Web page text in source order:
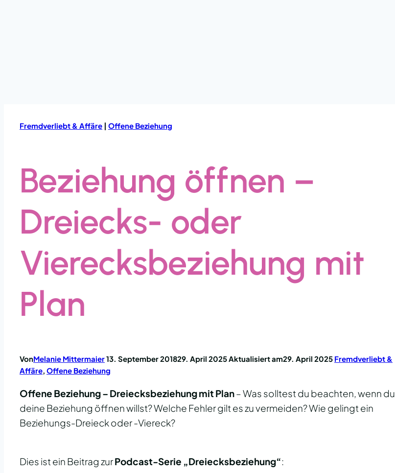
Fremdverliebt & Affäre | Offene Beziehung
Beziehung öffnen –
Dreiecks- oder
Vierecksbeziehung mit
Plan
VonMelanie Mittermaier13. September 201829. April 2025Aktualisiert am29. April 2025 Fremdverliebt &
Affäre, Offene Beziehung
Offene Beziehung – Dreiecksbeziehung mit Plan– Was solltest du beachten, wenn du
deine Beziehung öffnen willst? Welche Fehler gilt es zu vermeiden? Wie gelingt ein
Beziehungs-Dreieck oder -Viereck?
Dies ist ein Beitrag zurPodcast-Serie „Dreiecksbeziehung“: